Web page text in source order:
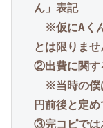
ん」表記
※仮にAく
とは限りませ
②出費に関す
※当時の僕
円前後と定
③完コピでは